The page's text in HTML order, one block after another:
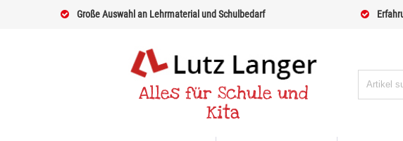
Große Auswahl an Lehrmaterial und Schulbedarf
Alles für Schule und
Kita